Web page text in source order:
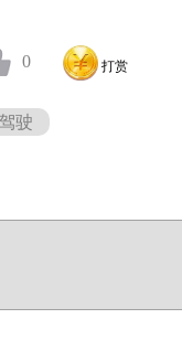
0 打赏
驶